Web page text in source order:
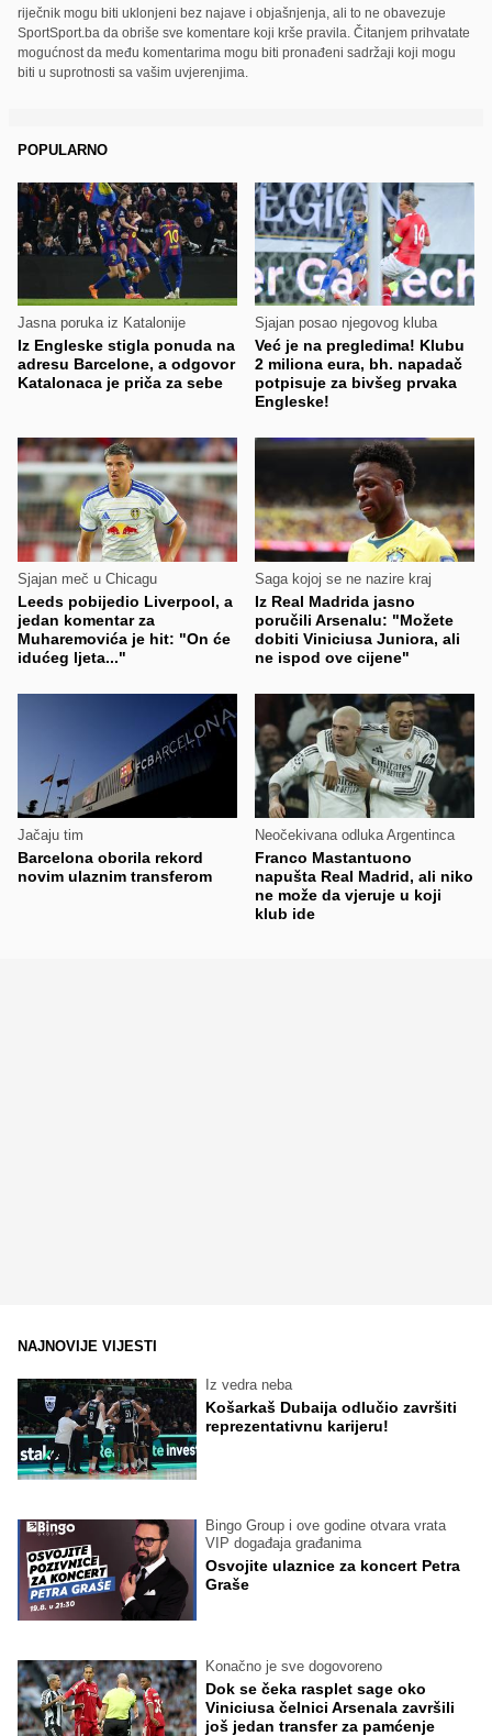
riječnik mogu biti uklonjeni bez najave i objašnjenja, ali to ne obavezuje
SportSport.ba da obriše sve komentare koji krše pravila. Čitanjem prihvatate
mogućnost da među komentarima mogu biti pronađeni sadržaji koji mogu
biti u suprotnosti sa vašim uvjerenjima.
POPULARNO
Jasna poruka iz Katalonije
Iz Engleske stigla ponuda na
adresu Barcelone, a odgovor
Katalonaca je priča za sebe
Sjajan posao njegovog kluba
Već je na pregledima! Klubu
2 miliona eura, bh. napadač
potpisuje za bivšeg prvaka
Engleske!
Sjajan meč u Chicagu
Leeds pobijedio Liverpool, a
jedan komentar za
Muharemovića je hit: "On će
idućeg ljeta..."
Saga kojoj se ne nazire kraj
Iz Real Madrida jasno
poručili Arsenalu: "Možete
dobiti Viniciusa Juniora, ali
ne ispod ove cijene"
Jačaju tim
Barcelona oborila rekord
novim ulaznim transferom
Neočekivana odluka Argentinca
Franco Mastantuono
napušta Real Madrid, ali niko
ne može da vjeruje u koji
klub ide
NAJNOVIJE VIJESTI
Iz vedra neba
Košarkaš Dubaija odlučio završiti
reprezentativnu karijeru!
Bingo Group i ove godine otvara vrata
VIP događaja građanima
Osvojite ulaznice za koncert Petra
Graše
Konačno je sve dogovoreno
Dok se čeka rasplet sage oko
Viniciusa čelnici Arsenala završili
još jedan transfer za pamćenje